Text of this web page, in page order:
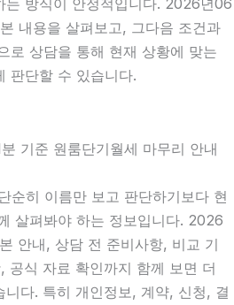
는 방식이 안정적입니다. 2026년06
내용을 살펴보고, 그다음 조건과
로 상담을 통해 현재 상황에 맞는
판단할 수 있습니다.
기준 원룸단기월세 마무리 안내
순히 이름만 보고 판단하기보다 현
살펴봐야 하는 정보입니다. 2026
안내, 상담 전 준비사항, 비교 기
공식 자료 확인까지 함께 보면 더
다. 특히 개인정보, 계약, 신청, 결